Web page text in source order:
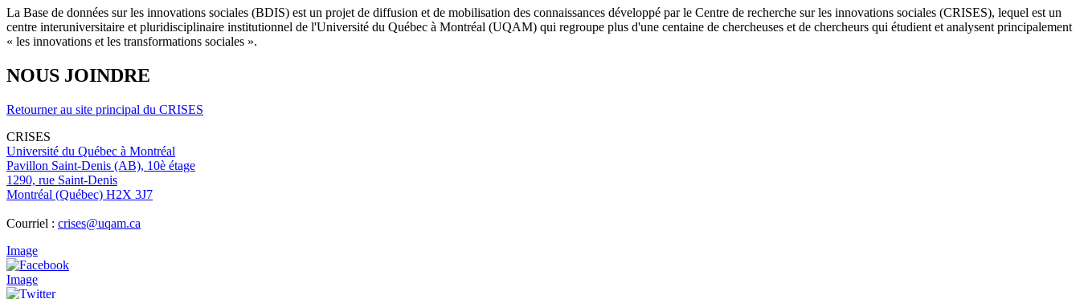
La Base de données sur les innovations sociales (BDIS) est un projet de diffusion et de mobilisation des connaissances développé par le Centre de recherche sur les innovations sociales (CRISES), lequel est un
centre interuniversitaire et pluridisciplinaire institutionnel de l'Université du Québec à Montréal (UQAM) qui regroupe plus d'une centaine de chercheuses et de chercheurs qui étudient et analysent principalement
« les innovations et les transformations sociales ».
NOUS JOINDRE
Retourner au site principal du CRISES
CRISES
Université du Québec à Montréal
Pavillon Saint-Denis (AB), 10è étage
1290, rue Saint-Denis
Montréal (Québec) H2X 3J7
Courriel : crises@uqam.ca
Image
Image